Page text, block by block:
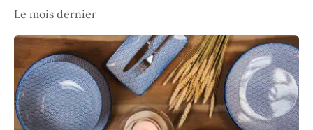
Le mois dernier